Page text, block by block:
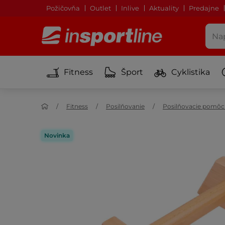
Požičovňa Outlet Inlive Aktuality Predajne
Fitness Šport Cyklistika
Fitness Posilňovanie Posilňovacie
Novinka